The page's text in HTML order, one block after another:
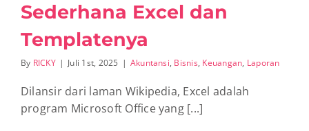
Sederhana Excel dan
Templatenya
By RICKY | Juli 1st, 2025 | Akuntansi, Bisnis, Keuangan, Laporan
Dilansir dari laman Wikipedia, Excel adalah
program Microsoft Office yang [...]